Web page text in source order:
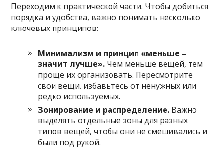
Переходим к практической части. Чтобы добиться
порядка и удобства, важно понимать несколько
ключевых принципов:
Минимализм и принцип «меньше –
значит лучше». Чем меньше вещей, тем
проще их организовать. Пересмотрите
свои вещи, избавьтесь от ненужных или
редко используемых.
Зонирование и распределение. Важно
выделять отдельные зоны для разных
типов вещей, чтобы они не смешивались и
были под рукой.